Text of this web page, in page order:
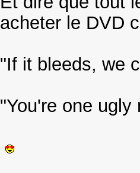
acheter le DVD
"If it bleeds, we
"You're one ugly